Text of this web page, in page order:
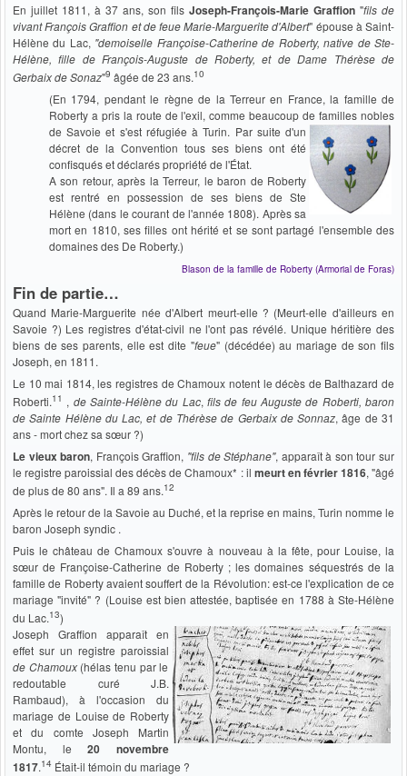
En juillet 1811, à 37 ans, son fils Joseph-François-Marie Graffion "fils de
vivant François Graffion et de feue Marie-Marguerite d'Albert" épouse à Saint-
Hélène du Lac, "demoiselle Françoise-Catherine de Roberty, native de Ste-
Hélène, fille de François-Auguste de Roberty, et de Dame Thérèse de
Gerbaix de Sonaz"9 âgée de 23 ans.10
(En 1794, pendant le règne de la Terreur en France, la famille de
Roberty a pris la route de l'exil, comme beaucoup de familles nobles
de Savoie et s'est réfugiée à Turin. Par suite d'un
décret de la Convention tous ses biens ont été
confisqués et déclarés propriété de l'État.
A son retour, après la Terreur, le baron de Roberty
est rentré en possession de ses biens de Ste
Hélène (dans le courant de l'année 1808). Après sa
mort en 1810, ses filles ont hérité et se sont partagé l'ensemble des
domaines des De Roberty.)
Blason de la famille de Roberty (Armorial de Foras)
Fin de partie…
Quand Marie-Marguerite née d'Albert meurt-elle ? (Meurt-elle d'ailleurs en
Savoie ?) Les registres d'état-civil ne l'ont pas révélé. Unique héritière des
biens de ses parents, elle est dite "feue" (décédée) au mariage de son fils
Joseph, en 1811.
Le 10 mai 1814, les registres de Chamoux notent le décès de Balthazard de
Roberti.11 , de Sainte-Hélène du Lac, fils de feu Auguste de Roberti, baron
de Sainte Hélène du Lac, et de Thérèse de Gerbaix de Sonnaz, âge de 31
ans - mort chez sa sœur ?)
Le vieux baron, François Graffion, "fils de Stéphane", apparaît à son tour sur
le registre paroissial des décès de Chamoux* : il meurt en février 1816, "âgé
de plus de 80 ans". Il a 89 ans.12
Après le retour de la Savoie au Duché, et la reprise en mains, Turin nomme le
baron Joseph syndic .
Puis le château de Chamoux s'ouvre à nouveau à la fête, pour Louise, la
sœur de Françoise-Catherine de Roberty ; les domaines séquestrés de la
famille de Roberty avaient souffert de la Révolution: est-ce l'explication de ce
mariage "invité" ? (Louise est bien attestée, baptisée en 1788 à Ste-Hélène
du Lac.13)
Joseph Graffion apparaît en
effet sur un registre paroissial
de Chamoux(hélas tenu par le
redoutable curé J.B.
Rambaud), à l'occasion du
mariage de Louise de Roberty
et du comte Joseph Martin
Montu, le 20 novembre
1817.14 Était-il témoin du mariage ?